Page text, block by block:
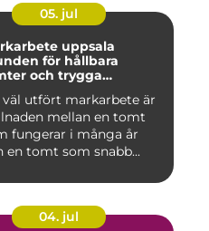
05. jul
uppsala
för hållbara
och trygga
väl utfört markarbete är
mellan en tomt
fungerar i många år
en tomt som snabb...
04. jul